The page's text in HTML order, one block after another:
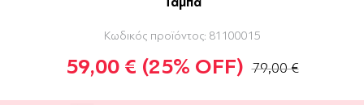
Κωδικός προϊόντος: 81100015
59,00 € (25% OFF) 79,00 €